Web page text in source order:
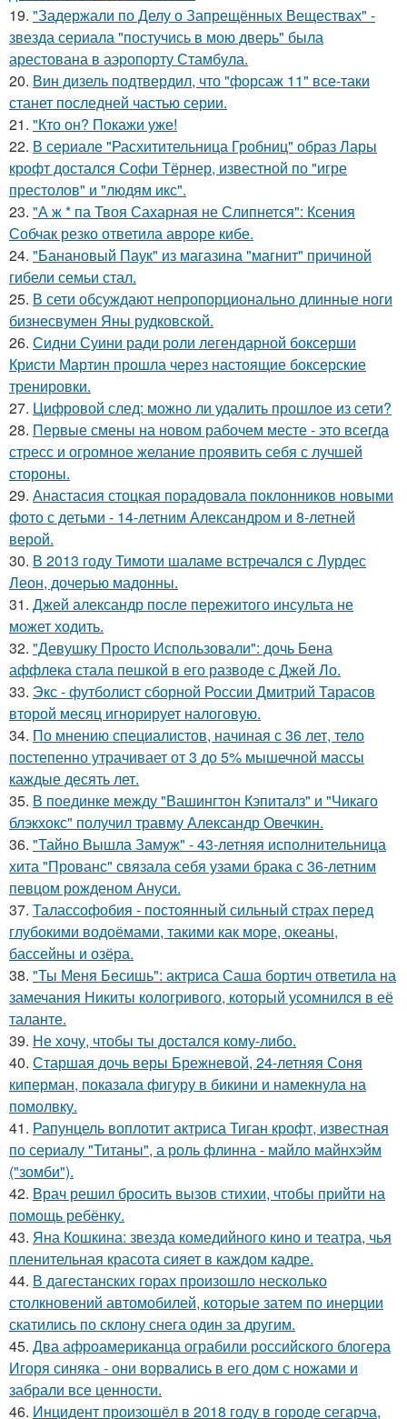
19. "Задержали по Делу о Запрещённых Веществах" -
звезда сериала "постучись в мою дверь" была
арестована в аэропорту Стамбула.
20. Вин дизель подтвердил, что "форсаж 11" все-таки
станет последней частью серии.
21. "Кто он? Покажи уже!
22. В сериале "Расхитительница Гробниц" образ Лары
крофт достался Софи Тёрнер, известной по "игре
престолов" и "людям икс".
23. "А ж * па Твоя Сахарная не Слипнется": Ксения
Собчак резко ответила авроре кибе.
24. "Банановый Паук" из магазина "магнит" причиной
гибели семьи стал.
25. В сети обсуждают непропорционально длинные ноги
бизнесвумен Яны рудковской.
26. Сидни Суини ради роли легендарной боксерши
Кристи Мартин прошла через настоящие боксерские
тренировки.
27. Цифровой след: можно ли удалить прошлое из сети?
28. Первые смены на новом рабочем месте - это всегда
стресс и огромное желание проявить себя с лучшей
стороны.
29. Анастасия стоцкая порадовала поклонников новыми
фото с детьми - 14-летним Александром и 8-летней
верой.
30. В 2013 году Тимоти шаламе встречался с Лурдес
Леон, дочерью мадонны.
31. Джей александр после пережитого инсульта не
может ходить.
32. "Девушку Просто Использовали": дочь Бена
аффлека стала пешкой в его разводе с Джей Ло.
33. Экс - футболист сборной России Дмитрий Тарасов
второй месяц игнорирует налоговую.
34. По мнению специалистов, начиная с 36 лет, тело
постепенно утрачивает от 3 до 5% мышечной массы
каждые десять лет.
35. В поединке между "Вашингтон Кэпиталз" и "Чикаго
блэкхокс" получил травму Александр Овечкин.
36. "Тайно Вышла Замуж" - 43-летняя исполнительница
хита "Прованс" связала себя узами брака с 36-летним
певцом рожденом Ануси.
37. Талассофобия - постоянный сильный страх перед
глубокими водоёмами, такими как море, океаны,
бассейны и озёра.
38. "Ты Меня Бесишь": актриса Саша бортич ответила на
замечания Никиты кологривого, который усомнился в её
таланте.
39. Не хочу, чтобы ты достался кому-либо.
40. Старшая дочь веры Брежневой, 24-летняя Соня
киперман, показала фигуру в бикини и намекнула на
помолвку.
41. Рапунцель воплотит актриса Тиган крофт, известная
по сериалу "Титаны", а роль флинна - майло майнхэйм
("зомби").
42. Врач решил бросить вызов стихии, чтобы прийти на
помощь ребёнку.
43. Яна Кошкина: звезда комедийного кино и театра, чья
пленительная красота сияет в каждом кадре.
44. В дагестанских горах произошло несколько
столкновений автомобилей, которые затем по инерции
скатились по склону снега один за другим.
45. Два афроамериканца ограбили российского блогера
Игоря синяка - они ворвались в его дом с ножами и
забрали все ценности.
46. Инцидент произошёл в 2018 году в городе сегарча,